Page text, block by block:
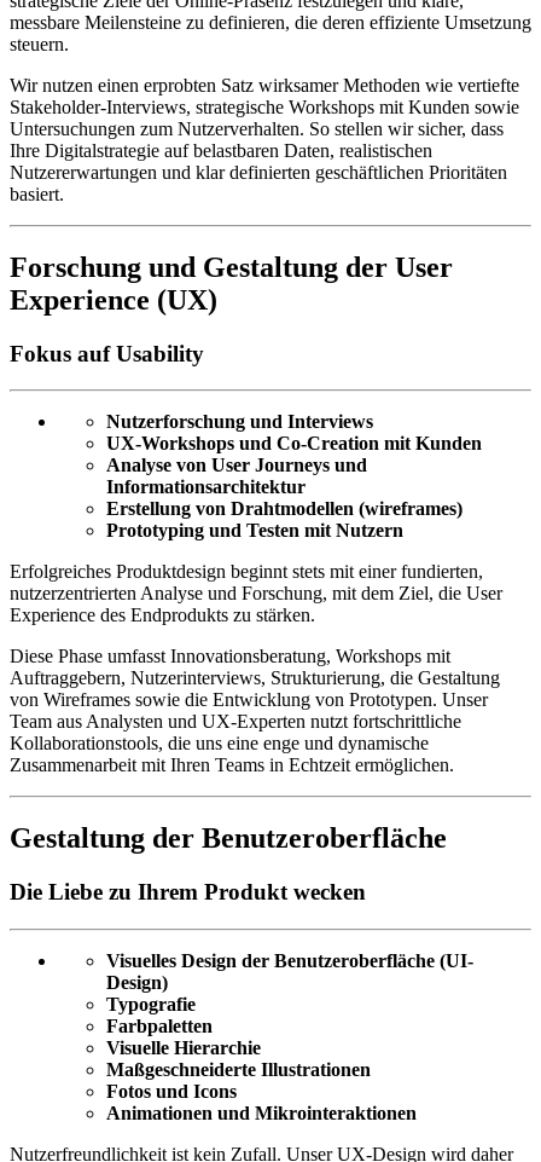
messbare Meilensteine zu definieren, die deren effiziente Umsetzung
steuern.
Wir nutzen einen erprobten Satz wirksamer Methoden wie vertiefte
Stakeholder-Interviews, strategische Workshops mit Kunden sowie
Untersuchungen zum Nutzerverhalten. So stellen wir sicher, dass
Ihre Digitalstrategie auf belastbaren Daten, realistischen
Nutzererwartungen und klar definierten geschäftlichen Prioritäten
basiert.
Forschung und Gestaltung der User
Experience (UX)
Fokus auf Usability
Nutzerforschung und Interviews
UX-Workshops und Co-Creation mit Kunden
Analyse von User Journeys und
Informationsarchitektur
Erstellung von Drahtmodellen (wireframes)
Prototyping und Testen mit Nutzern
Erfolgreiches Produktdesign beginnt stets mit einer fundierten,
nutzerzentrierten Analyse und Forschung, mit dem Ziel, die User
Experience des Endprodukts zu stärken.
Diese Phase umfasst Innovationsberatung, Workshops mit
Auftraggebern, Nutzerinterviews, Strukturierung, die Gestaltung
von Wireframes sowie die Entwicklung von Prototypen. Unser
Team aus Analysten und UX-Experten nutzt fortschrittliche
Kollaborationstools, die uns eine enge und dynamische
Zusammenarbeit mit Ihren Teams in Echtzeit ermöglichen.
Gestaltung der Benutzeroberfläche
Die Liebe zu Ihrem Produkt wecken
Visuelles Design der Benutzeroberfläche (UI-
Design)
Typografie
Farbpaletten
Visuelle Hierarchie
Maßgeschneiderte Illustrationen
Fotos und Icons
Animationen und Mikrointeraktionen
Nutzerfreundlichkeit ist kein Zufall. Unser UX-Design wird daher